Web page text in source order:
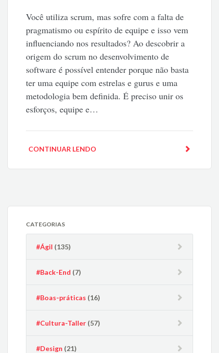
Você utiliza scrum, mas sofre com a falta de
pragmatismo ou espírito de equipe e isso vem
influenciando nos resultados? Ao descobrir a
origem do scrum no desenvolvimento de
software é possível entender porque não basta
ter uma equipe com estrelas e gurus e uma
metodologia bem definida. É preciso unir os
esforços, equipe e…
CONTINUAR LENDO
CATEGORIAS
#Ágil (135)
#Back-End (7)
#Boas-práticas (16)
#Cultura-Taller (57)
#Design (21)